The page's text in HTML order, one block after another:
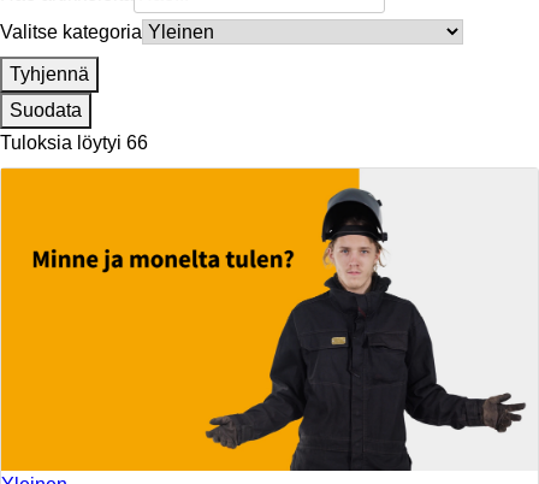
Valitse kategoria
Tyhjennä
Suodata
Tuloksia löytyi 66